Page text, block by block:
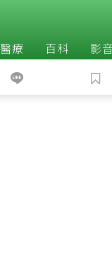
醫療 百科 影音